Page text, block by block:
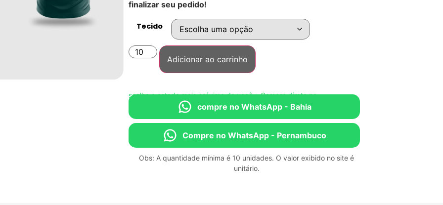
finalizar seu pedido!
Tecido
Adicionar ao carrinho
Compre direto no WhatsApp • Escolha o estado mais próximo de você • Compre direto no WhatsApp • Escolha o estado mais
compre no WhatsApp - Bahia
Compre no WhatsApp - Pernambuco
Obs: A quantidade mínima é 10 unidades. O valor exibido no site é
unitário.